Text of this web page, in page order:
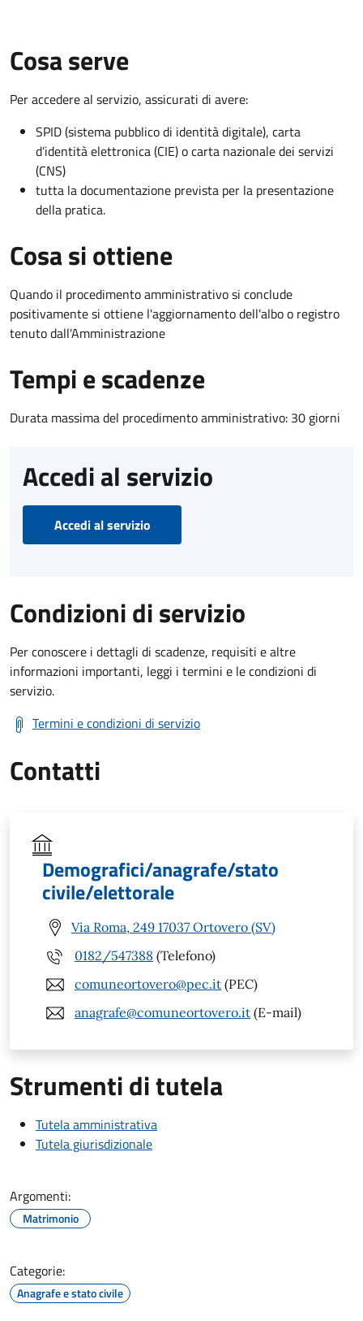
Cosa serve
Per accedere al servizio, assicurati di avere:
SPID (sistema pubblico di identità digitale), carta
d’identità elettronica (CIE) o carta nazionale dei servizi
(CNS)
tutta la documentazione prevista per la presentazione
della pratica.
Cosa si ottiene
Quando il procedimento amministrativo si conclude
positivamente si ottiene l'aggiornamento dell'albo o registro
tenuto dall'Amministrazione
Tempi e scadenze
Durata massima del procedimento amministrativo: 30 giorni
Accedi al servizio
Accedi al servizio
Condizioni di servizio
Per conoscere i dettagli di scadenze, requisiti e altre
informazioni importanti, leggi i termini e le condizioni di
servizio.
Termini e condizioni di servizio
Contatti
Demografici/anagrafe/stato
civile/elettorale
Via Roma, 249 17037 Ortovero (SV)
0182/547388 (Telefono)
comuneortovero@pec.it (PEC)
anagrafe@comuneortovero.it (E-mail)
Strumenti di tutela
Tutela amministrativa
Tutela giurisdizionale
Argomenti:
Matrimonio
Categorie:
Anagrafe e stato civile